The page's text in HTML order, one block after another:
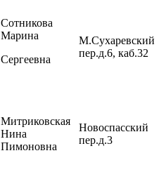
Сотникова
Марина
Сергеевна
М.Сухаревский
пер.д.6, каб.32
Митриковская
Нина
Пимоновна
Новоспасский
пер.д.3